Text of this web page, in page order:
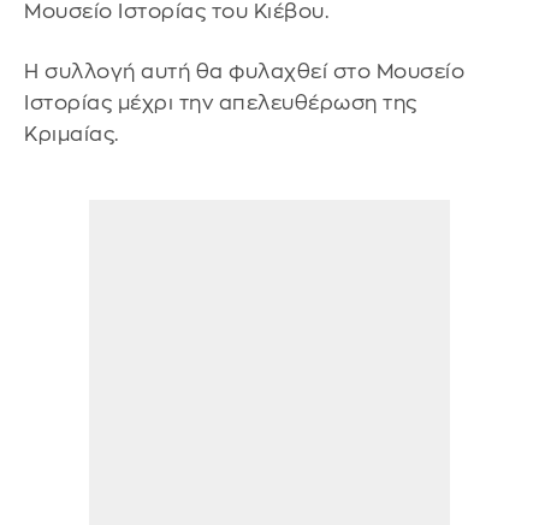
Μουσείο Ιστορίας του Κιέβου.
Η συλλογή αυτή θα φυλαχθεί στο Μουσείο
Ιστορίας μέχρι την απελευθέρωση της
Κριμαίας.